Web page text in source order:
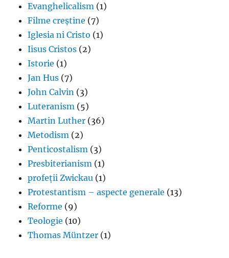
Evanghelicalism (1)
Filme creștine (7)
Iglesia ni Cristo (1)
Iisus Cristos (2)
Istorie (1)
Jan Hus (7)
John Calvin (3)
Luteranism (5)
Martin Luther (36)
Metodism (2)
Penticostalism (3)
Presbiterianism (1)
profeții Zwickau (1)
Protestantism – aspecte generale (13)
Reforme (9)
Teologie (10)
Thomas Müntzer (1)